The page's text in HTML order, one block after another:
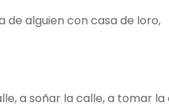
de alguien con casa de loro,
a soñar la calle, a tomar la